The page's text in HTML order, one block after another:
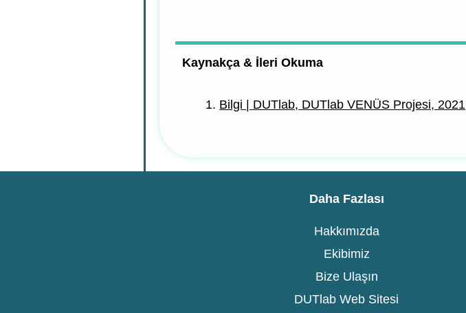
Kaynakça & İleri Okuma
Bilgi | DUTlab, DUTlab VENÜS Projesi, 2021
Daha Fazlası
Hakkımızda
Ekibimiz
Bize Ulaşın
DUTlab Web Sitesi